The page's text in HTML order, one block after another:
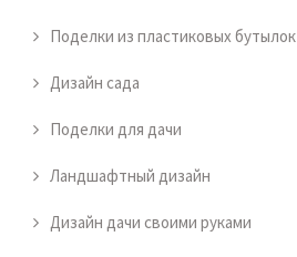
Поделки из пластиковых бутылок
Дизайн сада
Поделки для дачи
Ландшафтный дизайн
Дизайн дачи своими руками